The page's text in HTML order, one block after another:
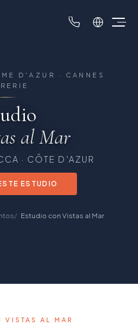
D'AZUR · CANNES
al Mar
· CÔTE D'AZUR
ESTUDIO
Estudio con Vistas al Mar
VISTAS AL MAR